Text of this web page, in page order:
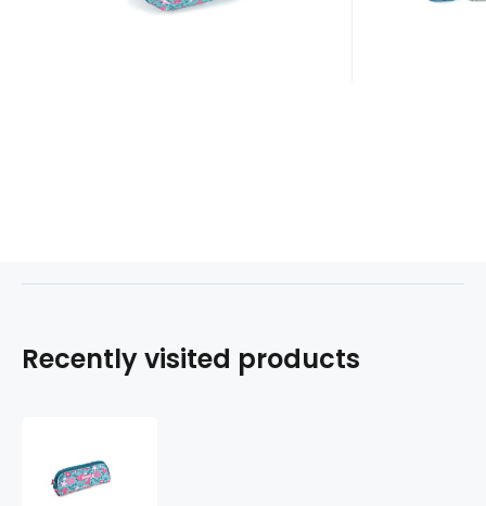
Recently visited products